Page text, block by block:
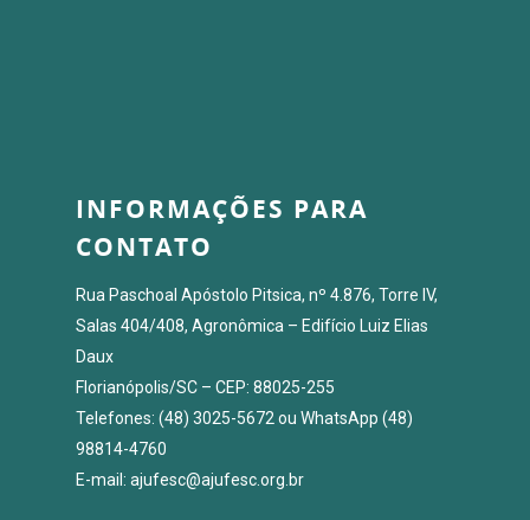
INFORMAÇÕES PARA
CONTATO
Rua Paschoal Apóstolo Pitsica, nº 4.876, Torre IV,
Salas 404/408, Agronômica – Edifício Luiz Elias
Daux
Florianópolis/SC – CEP: 88025-255
Telefones: (48) 3025-5672 ou WhatsApp (48)
98814-4760
E-mail: ajufesc@ajufesc.org.br